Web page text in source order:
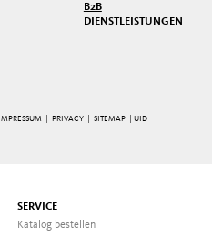
B2B
DIENSTLEISTUNGEN
IMPRESSUM PRIVACY |SITEMAP
| UID
SERVICE
Katalog bestellen